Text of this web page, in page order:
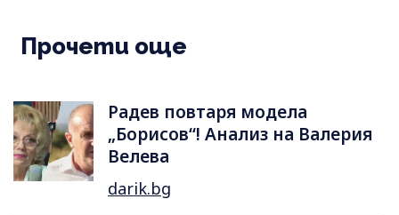
Прочети още
Радев повтаря модела
„Борисов“! Анализ на Валерия
Велева
darik.bg